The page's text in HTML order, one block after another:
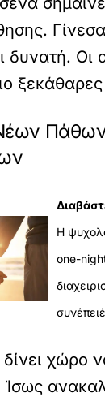
δυνατή. Οι
Πάθων
Η
one-
χώρο